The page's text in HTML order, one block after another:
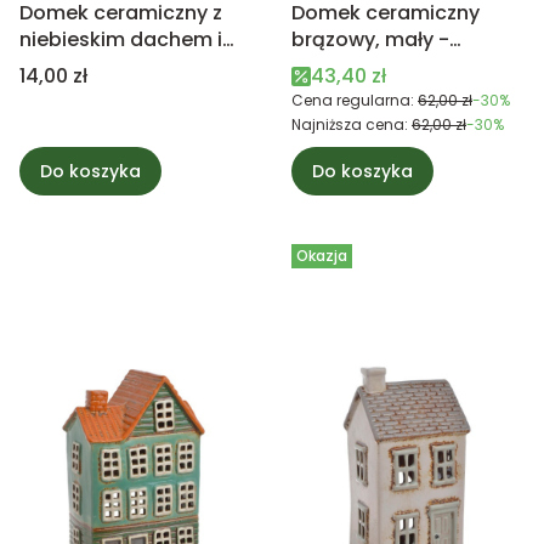
Domek ceramiczny z
niebieskim dachem i
motylkiem 9,5cm
Cena
14,00 zł
Do koszyka
Domek ceramiczny
brązowy, mały -
lampion na świeczkę
Cena promocyjna
43,40 zł
Cena regularna: 62,00 zł-30%
Najniższa cena: 62,00 zł-30%
Do koszyka
Okazja